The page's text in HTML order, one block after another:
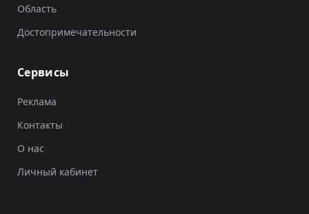
Область
Достопримечательности
Сервисы
Реклама
Контакты
О нас
Личный кабинет